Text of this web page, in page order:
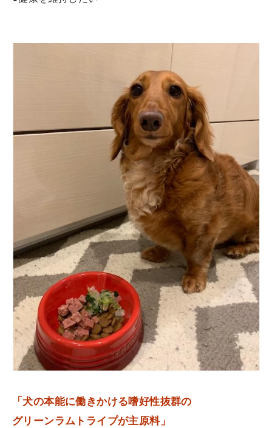
「犬の本能に働きかける嗜好性抜群の
グリーンラムトライプが主原料」